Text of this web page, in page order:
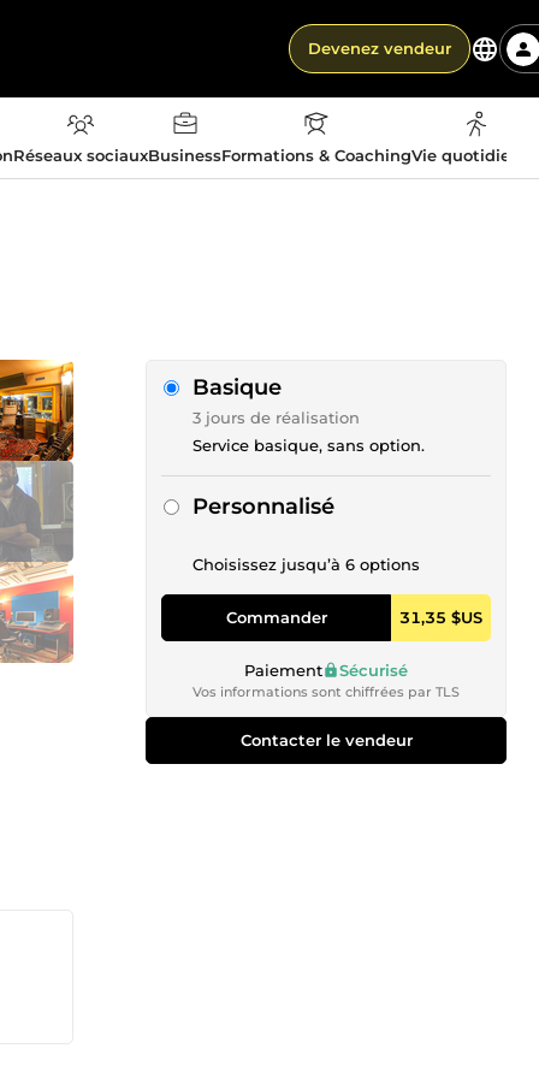
Devenez vendeur
Réseaux sociauxBusinessFormations & CoachingVie
Basique
3 jours de réalisation
Service basique, sans option.
Personnalisé
Choisissez jusqu’à 6 options
Commander 31,35 $US
Paiement Sécurisé
Vos informations sont chiffrées par TLS
Contacter le vendeur